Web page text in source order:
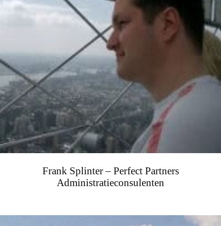
Frank Splinter – Perfect Partners
Administratieconsulenten